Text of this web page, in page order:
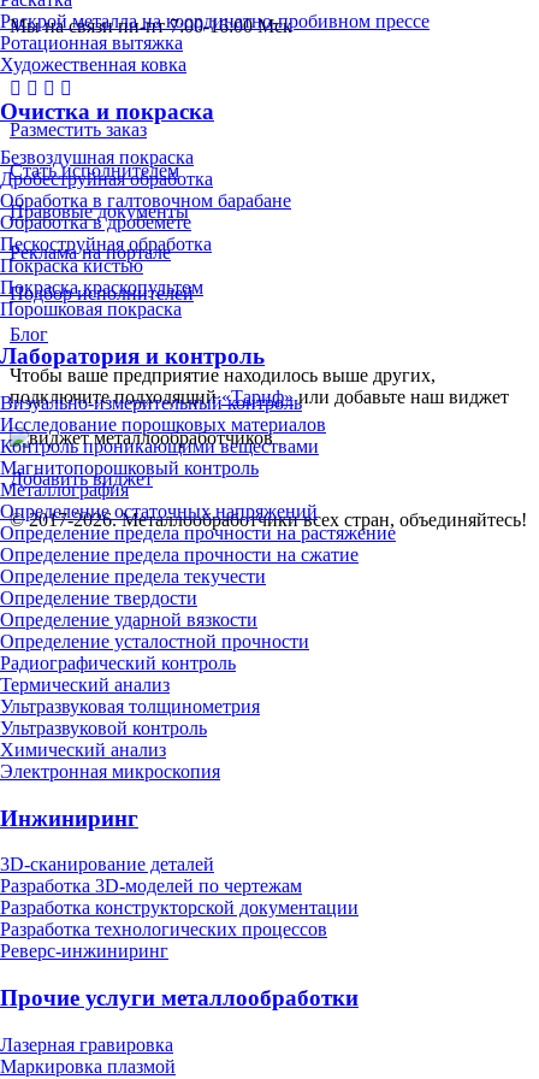
Раскрой металла на координатно-пробивном прессе
Ротационная вытяжка
Художественная ковка
Очистка и покраска
Безвоздушная покраска
Дробеструйная обработка
Обработка в галтовочном барабане
Обработка в дробемёте
Пескоструйная обработка
Покраска кистью
Покраска краскопультом
Порошковая покраска
Лаборатория и контроль
Визуально-измерительный контроль
Исследование порошковых материалов
Контроль проникающими веществами
Магнитопорошковый контроль
Металлография
Определение остаточных напряжений
Определение предела прочности на растяжение
Определение предела прочности на сжатие
Определение предела текучести
Определение твердости
Определение ударной вязкости
Определение усталостной прочности
Радиографический контроль
Термический анализ
Ультразвуковая толщинометрия
Ультразвуковой контроль
Химический анализ
Электронная микроскопия
Инжиниринг
3D-сканирование деталей
Разработка 3D-моделей по чертежам
Разработка конструкторской документации
Разработка технологических процессов
Реверс-инжиниринг
Прочие услуги металлообработки
Лазерная гравировка
Маркировка плазмой
Мы на связи пн-пт 7:00-16:00 Мск
Разместить заказ
Стать исполнителем
Правовые документы
Реклама на портале
Подбор исполнителей
Блог
Чтобы ваше предприятие находилось выше других,
подключите подходящий«Тариф»или добавьте наш виджет
Добавить виджет
© 2017-2026. Металлообработчики всех стран, объединяйтесь!